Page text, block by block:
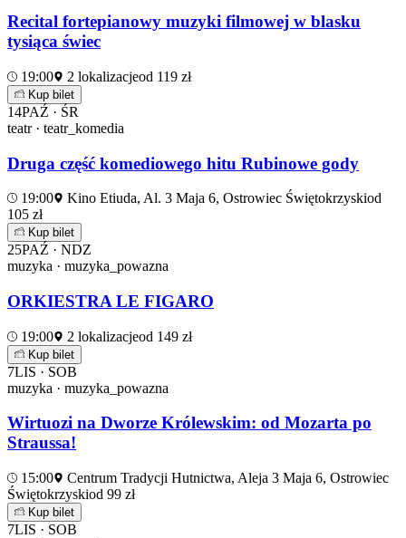
Recital fortepianowy muzyki filmowej w blasku
tysiąca świec
19:00 2 lokalizacjeod 119 zł
Kup bilet
14PAŹ · ŚR
teatr · teatr_komedia
Druga część komediowego hitu Rubinowe gody
19:00 Kino Etiuda, Al. 3 Maja 6, Ostrowiec Świętokrzyskiod
105 zł
Kup bilet
25PAŹ · NDZ
muzyka · muzyka_powazna
ORKIESTRA LE FIGARO
19:00 2 lokalizacjeod 149 zł
Kup bilet
7LIS · SOB
muzyka · muzyka_powazna
Wirtuozi na Dworze Królewskim: od Mozarta po
Straussa!
15:00
Centrum Tradycji Hutnictwa, Aleja 3 Maja 6, Ostrowiec
Świętokrzyskiod 99 zł
Kup bilet
7LIS · SOB